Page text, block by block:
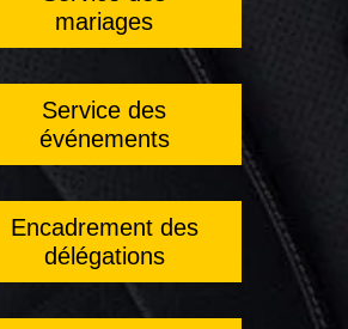
mariages
Service des
événements
Encadrement des
délégations